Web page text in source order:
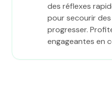
des réflexes
pour secourir
progresser.
engageantes en